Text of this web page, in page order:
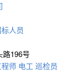
人员
196号
师 电工 巡检员